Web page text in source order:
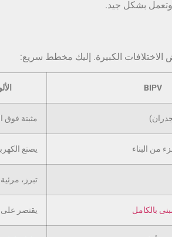
وتعمل بشكل جيد.
الاختلافات الكبيرة. إليك مخطط سريع:
BIPV
مثبتة
من البناء يصنع
تبرز،
بالكامل يقتصر